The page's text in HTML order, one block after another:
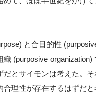
と合目的性
(purposive
とサイモンは考えた。
理性が存在するはずだ